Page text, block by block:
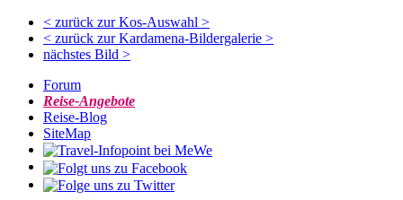
< zurück zur Kos-Auswahl >
< zurück zur Kardamena-Bildergalerie >
nächstes Bild >
Forum
Reise-Angebote
Reise-Blog
SiteMap